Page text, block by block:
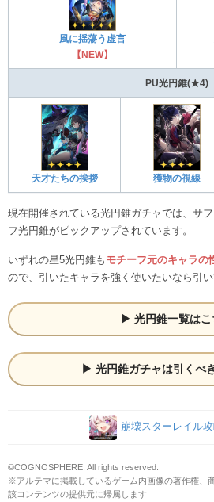
風に揺蕩う虚言
【NEW】
PU光円錐(★4)
天才たちの挨拶 獲物の視線
現在開催されている光円錐ガチャでは、サ
フ光円錐がピックアップされています。
いずれの星5光円錐も モチーフ元のキャラの
ので、引いたキャラを強く使いたいなら引い
光円錐一覧はこ
光円錐ガチャは引くべ
崩壊スターレイル
©COGNOSPHERE. All rights reserved.
※アルテマに掲載しているゲーム内画像の著作権、
該コンテンツの提供元に帰属します